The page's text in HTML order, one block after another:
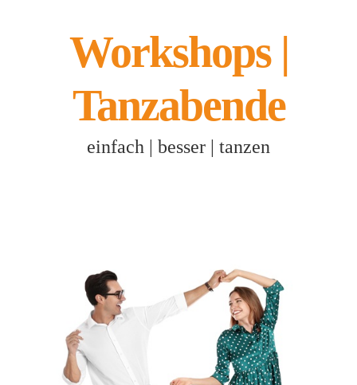
Workshops |
Tanzabende
einfach | besser | tanzen